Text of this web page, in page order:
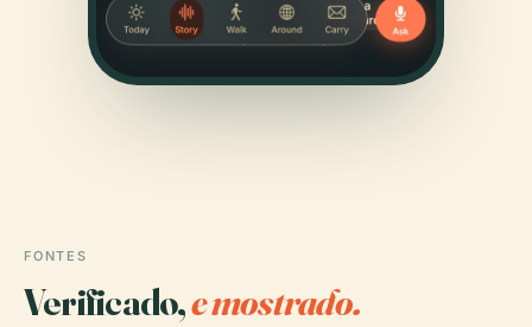
FONTES
Verificado,e mostrado.